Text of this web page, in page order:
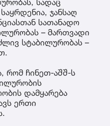
სადაც
ჯანსაღ
სათანადო
– მართვადი
სტაბილურობას –
რომ ჩინეთ-აშშ-ს
დამყარება
ერთი